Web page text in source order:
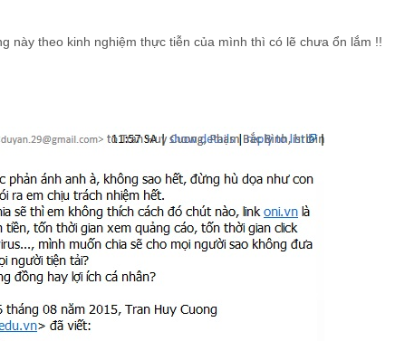
này theo kinh nghiệm thực tiễn của mình thì có lẽ chưa ổn lắm !!